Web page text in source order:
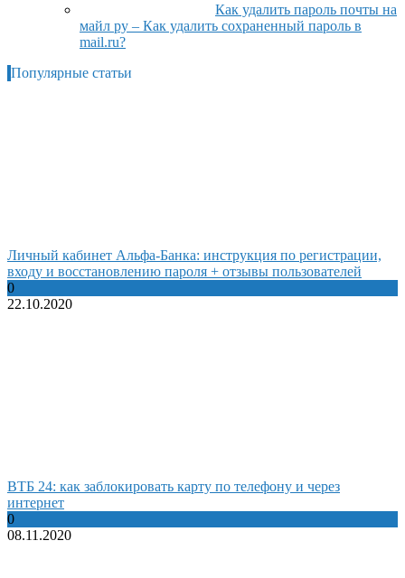
Как удалить пароль почты на
майл ру – Как удалить сохраненный пароль в
mail.ru?
Популярные статьи
Личный кабинет Альфа-Банка: инструкция по регистрации,
входу и восстановлению пароля + отзывы пользователей
0
22.10.2020
ВТБ 24: как заблокировать карту по телефону и через
интернет
0
08.11.2020